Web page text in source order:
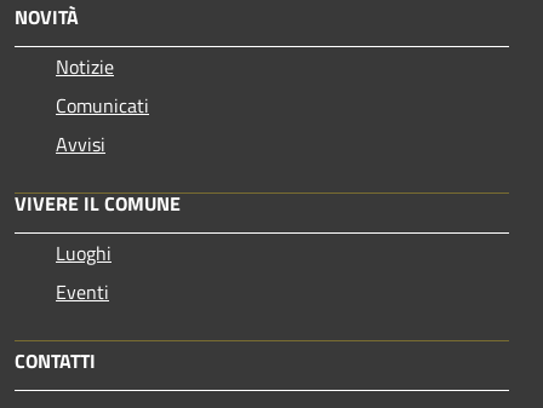
NOVITÀ
Notizie
Comunicati
Avvisi
VIVERE IL COMUNE
Luoghi
Eventi
CONTATTI